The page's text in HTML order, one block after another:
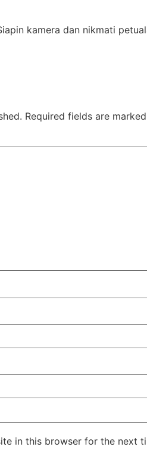
kamera dan nikmati
Required fields are marked
in this browser for the next